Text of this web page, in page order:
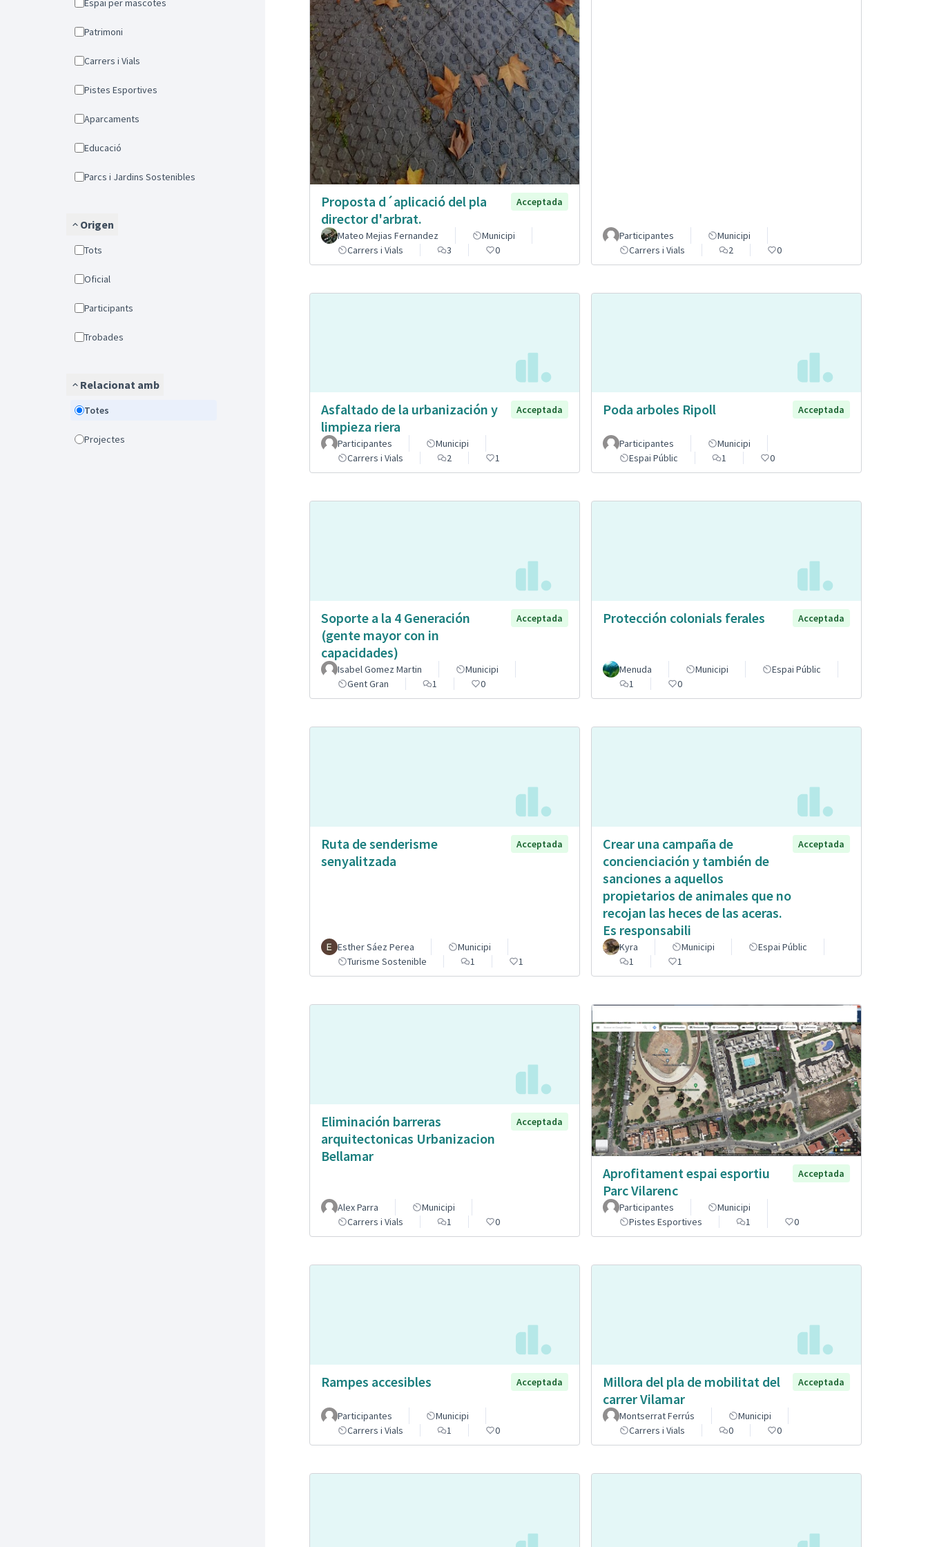
Espai per mascotes
Patrimoni
Carrers i Vials
Pistes Esportives
Aparcaments
Educació
Parcs i Jardins Sostenibles
Origen
Tots
Oficial
Participants
Trobades
Relacionat amb
Totes
Projectes
Proposta d´aplicació del pla
director d'arbrat.
Acceptada
Mateo Mejias Fernandez
Municipi
Carrers i Vials
3 0
Participantes
Municipi
Carrers i Vials
2 0
Asfaltado de la urbanización y
limpieza riera
Acceptada
Participantes
Municipi
Carrers i Vials
2 1
Poda arboles Ripoll Acceptada
Participantes
Municipi
Espai Públic
1 0
Soporte a la 4 Generación
(gente mayor con in
capacidades)
Acceptada
Isabel Gomez Martin
Municipi
Gent Gran
1 0
Protección colonials ferales Acceptada
Menuda Municipi
Espai Públic
1
0
Ruta de senderisme
senyalitzada
Acceptada
Esther Sáez Perea
Municipi
Turisme Sostenible
1 1
Crear una campaña de
concienciación y también de
sanciones a aquellos
propietarios de animales que no
recojan las heces de las aceras.
Es responsabili
Acceptada
Kyra Municipi
Espai Públic
1
1
Eliminación barreras
arquitectonicas Urbanizacion
Bellamar
Acceptada
Alex Parra
Municipi
Carrers i Vials
1 0
Aprofitament espai esportiu
Parc Vilarenc
Acceptada
Participantes
Municipi
Pistes Esportives
1 0
Rampes accesibles Acceptada
Participantes
Municipi
Carrers i Vials
1 0
Millora del pla de mobilitat del
carrer Vilamar
Acceptada
Montserrat Ferrús
Municipi
Carrers i Vials
0 0